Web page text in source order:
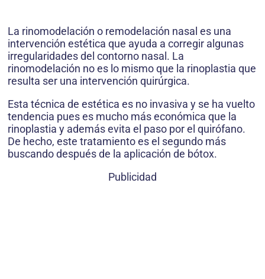
La rinomodelación o remodelación nasal es una
intervención estética que ayuda a corregir algunas
irregularidades del contorno nasal. La
rinomodelación no es lo mismo que la rinoplastia que
resulta ser una intervención quirúrgica.
Esta técnica de estética es no invasiva y se ha vuelto
tendencia pues es mucho más económica que la
rinoplastia y además evita el paso por el quirófano.
De hecho, este tratamiento es el segundo más
buscando después de la aplicación de bótox.
Publicidad